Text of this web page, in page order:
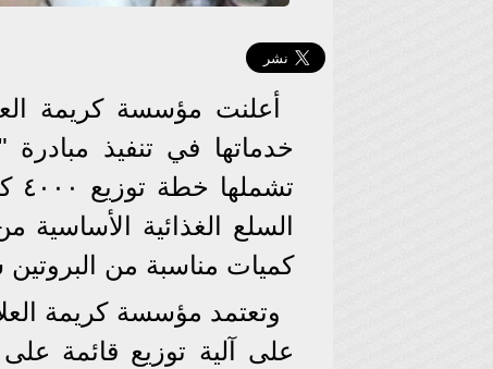
أعلنت مؤسسة كريمة
السلع الغذائية
كميات مناسبة من
وتعتمد مؤسسة كريمة
على آلية توزيع قائمة